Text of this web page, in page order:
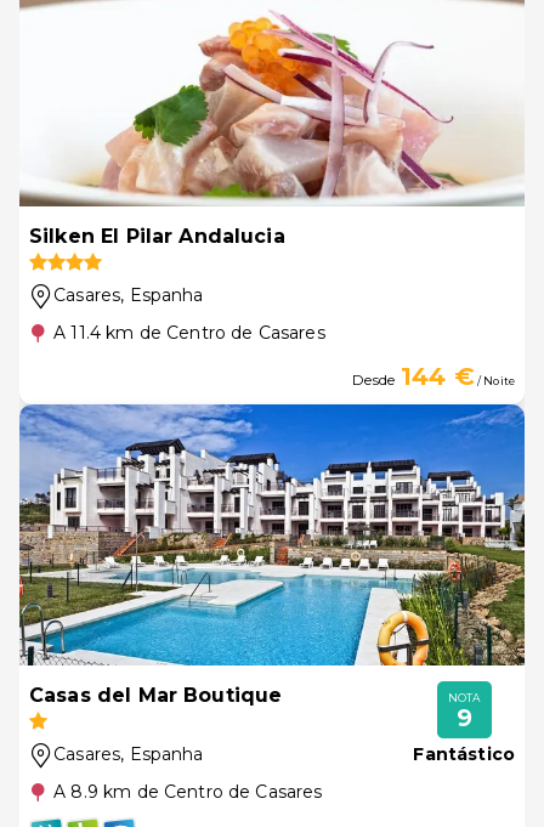
Silken El Pilar Andalucia
Casares, Espanha
A 11.4 km de Centro de Casares
Desde 144 €/ Noite
Casas del Mar Boutique
Casares, Espanha
A 8.9 km de Centro de Casares
NOTA
9
Fantástico